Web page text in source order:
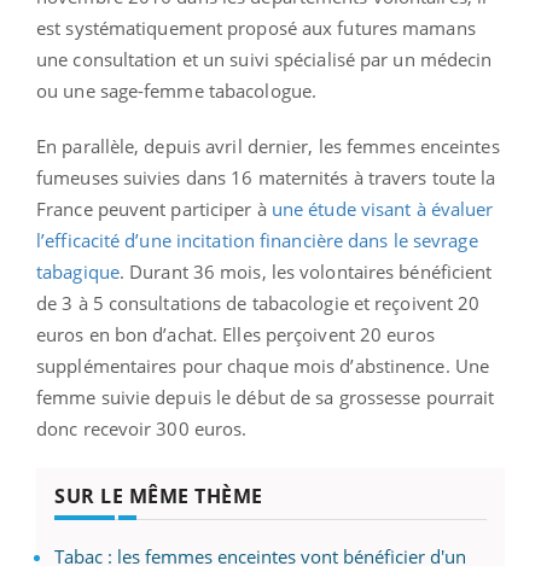
est systématiquement proposé aux futures mamans
une consultation et un suivi spécialisé par un médecin
ou une sage-femme tabacologue.
En parallèle, depuis avril dernier, les femmes enceintes
fumeuses suivies dans 16 maternités à travers toute la
France peuvent participer à une étude visant à évaluer
l’efficacité d’une incitation financière dans le sevrage
tabagique. Durant 36 mois, les volontaires bénéficient
de 3 à 5 consultations de tabacologie et reçoivent 20
euros en bon d’achat. Elles perçoivent 20 euros
supplémentaires pour chaque mois d’abstinence. Une
femme suivie depuis le début de sa grossesse pourrait
donc recevoir 300 euros.
SUR LE MÊME THÈME
Tabac : les femmes enceintes vont bénéficier d'un